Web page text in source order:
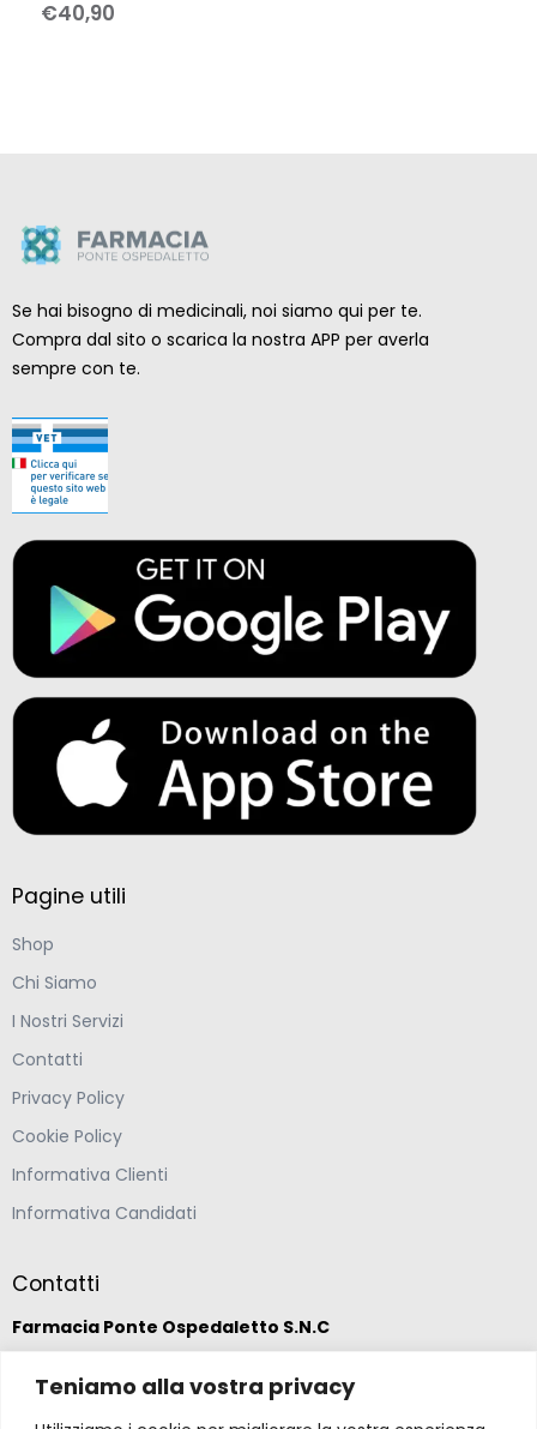
Teniamo alla vostra privacy
€40,90
Se hai bisogno di medicinali, noi siamo qui per te.
Compra dal sito o scarica la nostra APP per averla
sempre con te.
Pagine utili
Shop
Chi Siamo
I Nostri Servizi
Contatti
Privacy Policy
Cookie Policy
Informativa Clienti
Informativa Candidati
Contatti
Farmacia Ponte Ospedaletto S.N.C
Via della Solidarietà 2,
47020 Longiano, Forlì-Cesena